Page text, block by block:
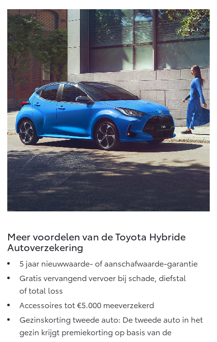
Meer voordelen van de Toyota Hybride
Autoverzekering
5 jaar nieuwwaarde- of aanschafwaarde-garantie
Gratis vervangend vervoer bij schade, diefstal
of total loss
Accessoires tot €5.000 meeverzekerd
Gezinskorting tweede auto: De tweede auto in het
gezin krijgt premiekorting op basis van de